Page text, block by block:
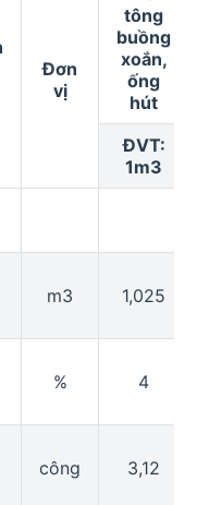
Đơn
vị
tông
buồng
xoắn,
ống
hút
ĐVT:
1m3
m3 1,025
% 4
công 3,12